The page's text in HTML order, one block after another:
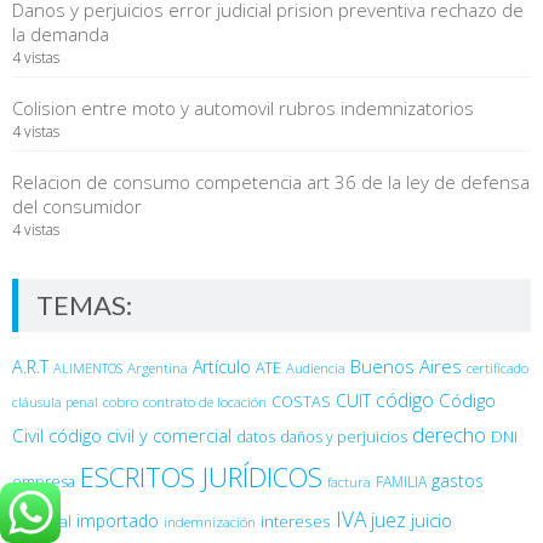
Danos y perjuicios error judicial prision preventiva rechazo de
la demanda
4 vistas
Colision entre moto y automovil rubros indemnizatorios
4 vistas
Relacion de consumo competencia art 36 de la ley de defensa
del consumidor
4 vistas
TEMAS:
A.R.T ALIMENTOS Argentina Artículo ATE Audiencia Buenos Aires certificado
cláusula penal cobro contrato de locación COSTAS CUIT código Código
Civil código civil y comercial datos daños y perjuicios derecho DNI
empresa ESCRITOS JURÍDICOS factura FAMILIA gastos
General importado indemnización intereses IVA juez juicio